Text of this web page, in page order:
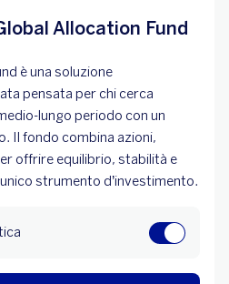
Allocation Fund
è una soluzione
pensata per chi cerca
lungo periodo con un
Il fondo combina azioni,
offrire equilibrio, stabilità e
strumento d’investimento.